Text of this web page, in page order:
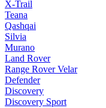
X-Trail
Teana
Qashqai
Silvia
Murano
Land Rover
Range Rover Velar
Defender
Discovery
Discovery Sport